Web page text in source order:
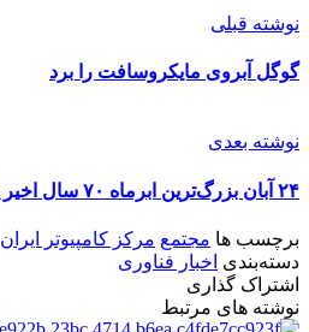
نوشته قبلی
گوگل آبروی مایکروسافت را برد
نوشته بعدی
۲۴ آبان بزرگ‌ترین ابرماه ۷۰ سال اخیر را در آسمان ایران ببینید
برچسب ها مجتمع مرکز کامپیوتر ایران
دسته‌بندی اخبار فناوری
اشتراک گذاری
نوشته های مرتبط